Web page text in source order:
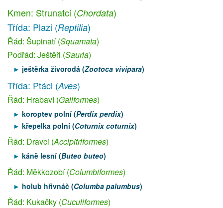
Kmen: Strunatci (Chordata)
Třída: Plazi (Reptilia)
Řád: Šupinatí (Squamata)
Podřád: Ještěři (Sauria)
ještěrka živorodá (Zootoca vivipara)
Třída: Ptáci (Aves)
Řád: Hrabaví (Galiformes)
koroptev polní (Perdix perdix)
křepelka polní (Coturnix coturnix)
Řád: Dravci (Accipitriformes)
káně lesní (Buteo buteo)
Řád: Měkkozobí (Columbiformes)
holub hřivnáč (Columba palumbus)
Řád: Kukačky (Cuculiformes)